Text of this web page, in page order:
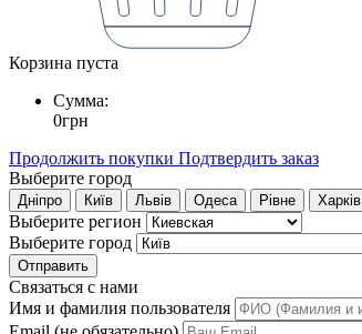
Корзина пуста
Сумма:
0грн
Продолжить покупки Подтвердить заказ
Выберите город
Дніпро Київ Львів Одеса Рівне Харків
Выберите регион
Выберите город
Отправить
Связаться с нами
Имя и фамилия пользователя